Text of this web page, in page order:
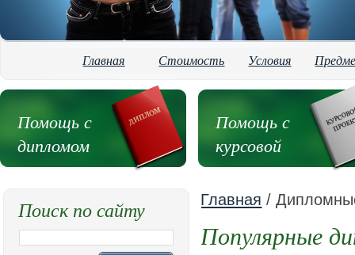
Главная Стоимость Условия
Помощь с
дипломом
Помощь с
курсовой
Главная /
Популярные
Поиск по сайту